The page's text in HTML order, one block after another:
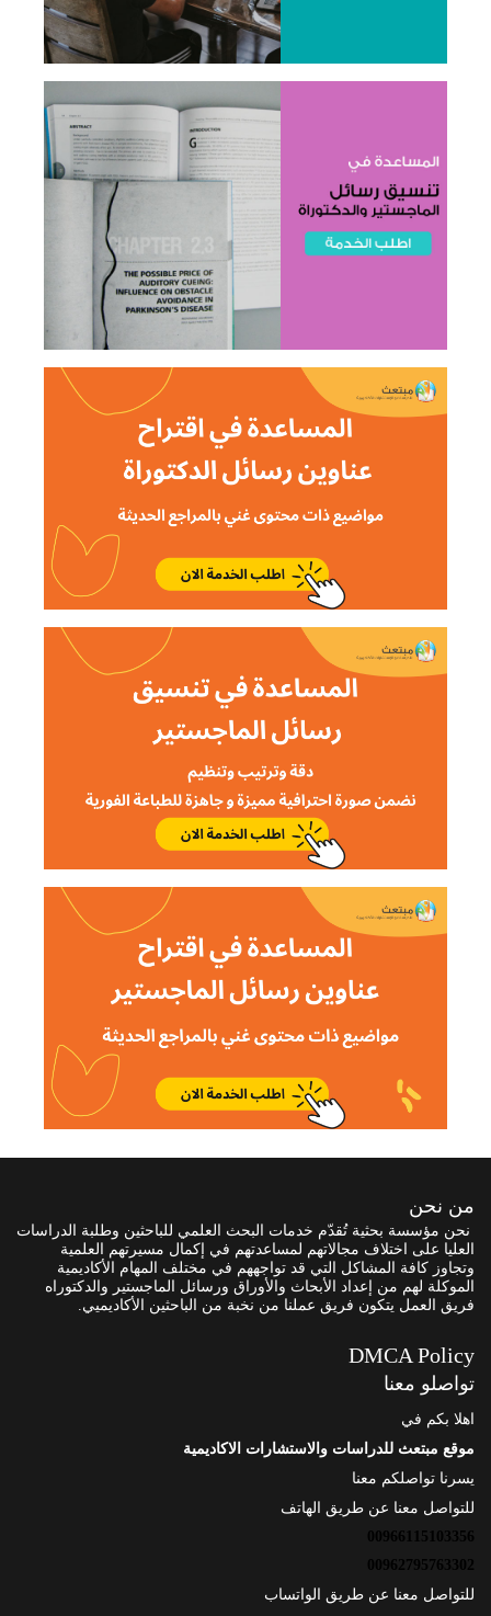
من نحن
نحن مؤسسة بحثية تُقدّم خدمات البحث العلمي للباحثين وطلبة الدراسات
العليا على اختلاف مجالاتهم لمساعدتهم في إكمال مسيرتهم العلمية
وتجاوز كافة المشاكل التي قد تواجههم في مختلف المهام الأكاديمية
الموكلة لهم من إعداد الأبحاث والأوراق ورسائل الماجستير والدكتوراه
فريق العمل يتكون فريق عملنا من نخبة من الباحثين الأكاديميي.
DMCA Policy
تواصلو معنا
اهلا بكم في
موقع مبتعث للدراسات والاستشارات الاكاديمية
يسرنا تواصلكم معنا
للتواصل معنا عن طريق الهاتف
00966115103356
00962795763302
للتواصل معنا عن طريق الواتساب